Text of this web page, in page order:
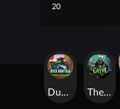
20
Duck Hunters The Crypt